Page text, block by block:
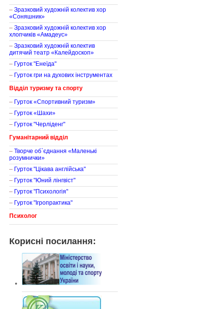
– Зразковий художній колектив хор
«Соняшник»
– Зразковий художній колектив хор
хлопчиків «Амадеус»
– Зразковий художній колектив
дитячий театр «Калейдоскоп»
– Гурток "Енеїда"
– Гурток гри на духових інструментах
Відділ туризму та спорту
– Гурток «Спортивний туризм»
– Гурток «Шахи»
– Гурток "Черліденг"
Гуманітарний відділ
– Творче об`єднання «Маленькі
розумнички»
– Гурток "Цікава англійська"
– Гурток "Юний лінгвіст"
– Гурток "Психологія"
– Гурток "Ігропрактика"
Психолог
Корисні посилання: